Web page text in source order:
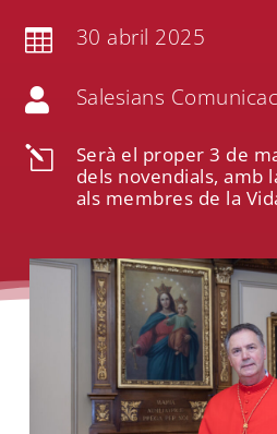
 30 abril 2025
 Salesians
l
Serà el proper 3 de
dels novendials, amb
als membres de la